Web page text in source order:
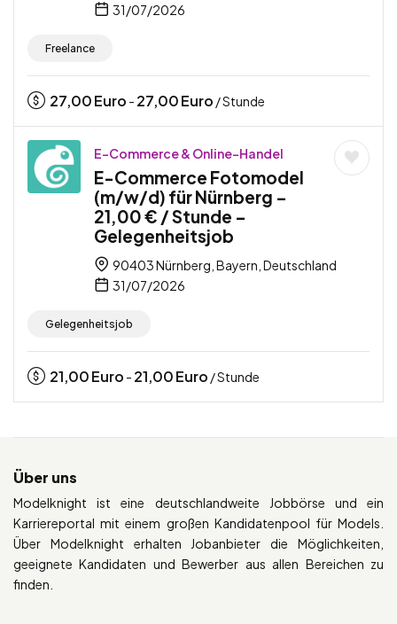
31/07/2026
Freelance
27,00Euro - 27,00Euro / Stunde
E-Commerce & Online-Handel
E-Commerce Fotomodel
(m/w/d) für Nürnberg –
21,00 € / Stunde –
Gelegenheitsjob
90403 Nürnberg, Bayern, Deutschland
31/07/2026
Gelegenheitsjob
21,00Euro - 21,00Euro / Stunde
Über uns
Modelknight ist eine deutschlandweite Jobbörse und ein
Karriereportal mit einem großen Kandidatenpool für Models.
Über Modelknight erhalten Jobanbieter die Möglichkeiten,
geeignete Kandidaten und Bewerber aus allen Bereichen zu
finden.